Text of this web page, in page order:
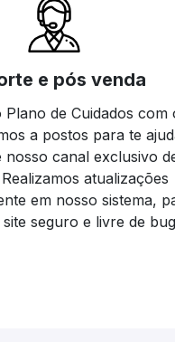
e pós venda
Plano de Cuidados com
a postos para te
nosso canal exclusivo
atualizações
em nosso sistema,
seguro e livre de